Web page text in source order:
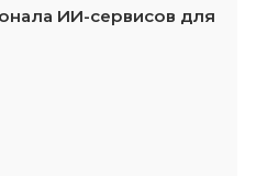
ИИ-сервисов для